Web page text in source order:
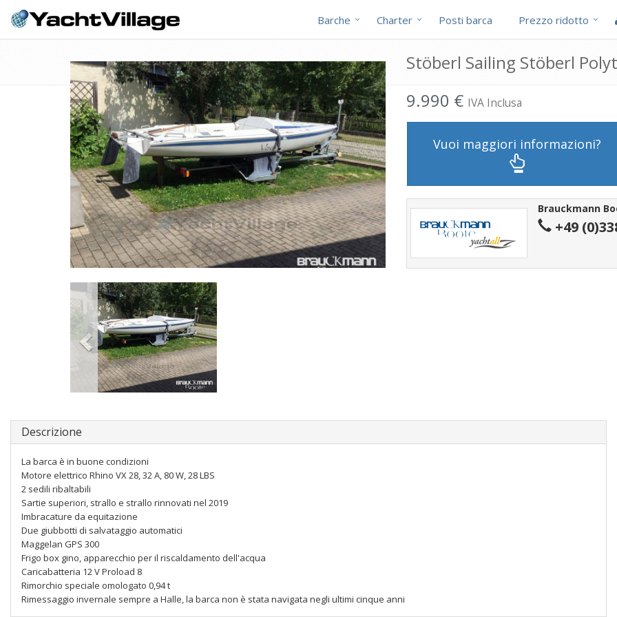
Barche Charter Posti barca Prezzo ridotto
Stöberl Sailing Stöberl
9.990 € IVA Inclusa
Vuoi maggiori informazioni?
Brauckmann
+49
Descrizione
La barca è in buone condizioni
Motore elettrico Rhino VX 28, 32 A, 80 W, 28 LBS
2 sedili ribaltabili
Sartie superiori, strallo e strallo rinnovati nel 2019
Imbracature da equitazione
Due giubbotti di salvataggio automatici
Maggelan GPS 300
Frigo box gino, apparecchio per il riscaldamento dell'acqua
Caricabatteria 12 V Proload 8
Rimorchio speciale omologato 0,94 t
Rimessaggio invernale sempre a Halle, la barca non è stata navigata negli ultimi cinque anni